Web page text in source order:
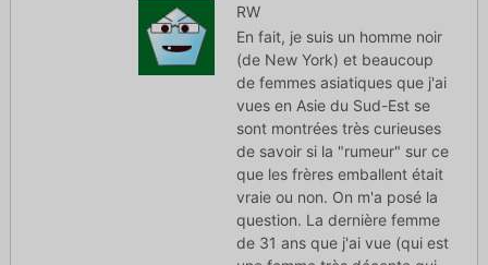
RW
En fait, je suis un homme noir
(de New York) et beaucoup
de femmes asiatiques que j'ai
vues en Asie du Sud-Est se
sont montrées très curieuses
de savoir si la "rumeur" sur ce
que les frères emballent était
vraie ou non. On m'a posé la
question. La dernière femme
de 31 ans que j'ai vue (qui est